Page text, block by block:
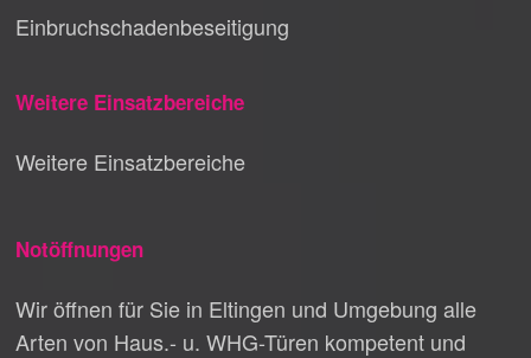
Einbruchschadenbeseitigung
Weitere Einsatzbereiche
Weitere Einsatzbereiche
Notöffnungen
Wir öffnen für Sie in Eltingen und Umgebung alle
Arten von Haus.- u. WHG-Türen kompetent und